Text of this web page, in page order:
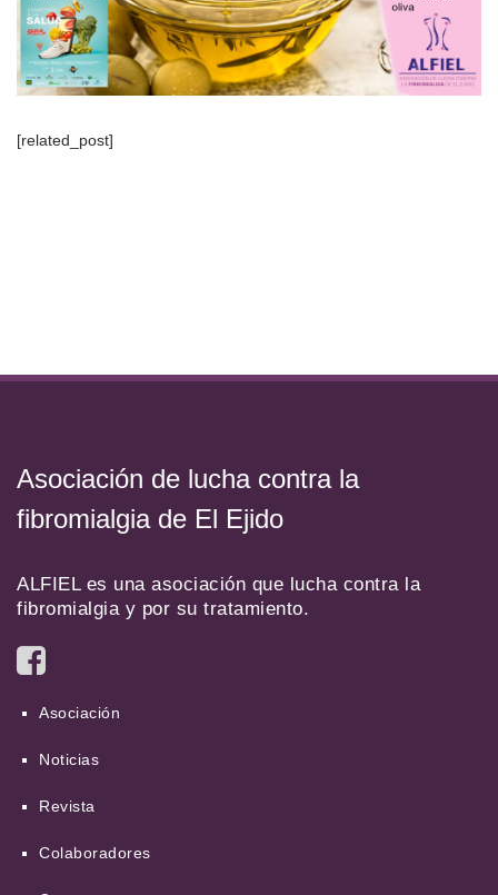
[related_post]
Asociación de lucha contra la
fibromialgia de El Ejido
ALFIEL es una asociación que lucha contra la
fibromialgia y por su tratamiento.
Asociación
Noticias
Revista
Colaboradores